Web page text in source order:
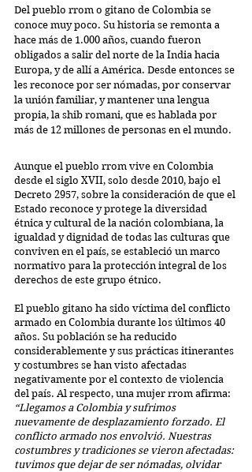
Del pueblo rrom o gitano de Colombia se
conoce muy poco. Su historia se remonta a
hace más de 1.000 años, cuando fueron
obligados a salir del norte de la India hacia
Europa, y de allí a América. Desde entonces se
les reconoce por ser nómadas, por conservar
la unión familiar, y mantener una lengua
propia, la shib romani, que es hablada por
más de 12 millones de personas en el mundo.
Aunque el pueblo rrom vive en Colombia
desde el siglo XVII, solo desde 2010, bajo el
Decreto 2957, sobre la consideración de que el
Estado reconoce y protege la diversidad
étnica y cultural de la nación colombiana, la
igualdad y dignidad de todas las culturas que
conviven en el país, se estableció un marco
normativo para la protección integral de los
derechos de este grupo étnico.
El pueblo gitano ha sido víctima del conflicto
armado en Colombia durante los últimos 40
años. Su población se ha reducido
considerablemente y sus prácticas itinerantes
y costumbres se han visto afectadas
negativamente por el contexto de violencia
del país. Al respecto, una mujer rrom afirma:
“Llegamos a Colombia y sufrimos
nuevamente de desplazamiento forzado. El
conflicto armado nos envolvió. Nuestras
costumbres y tradiciones se vieron afectadas:
tuvimos que dejar de ser nómadas, olvidar